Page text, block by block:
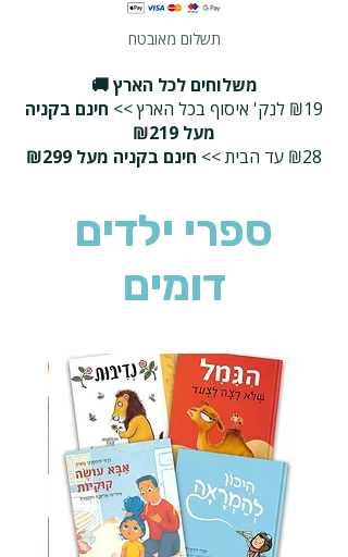
תשלום מאובטח
משלוחים לכל הארץ 🚚
₪19 לנק' איסוף בכל הארץ >>
חינם בקניה
מעל ₪219
₪28 עד הבית >>
חינם בקניה מעל ₪299
ספרי ילדים
דומים